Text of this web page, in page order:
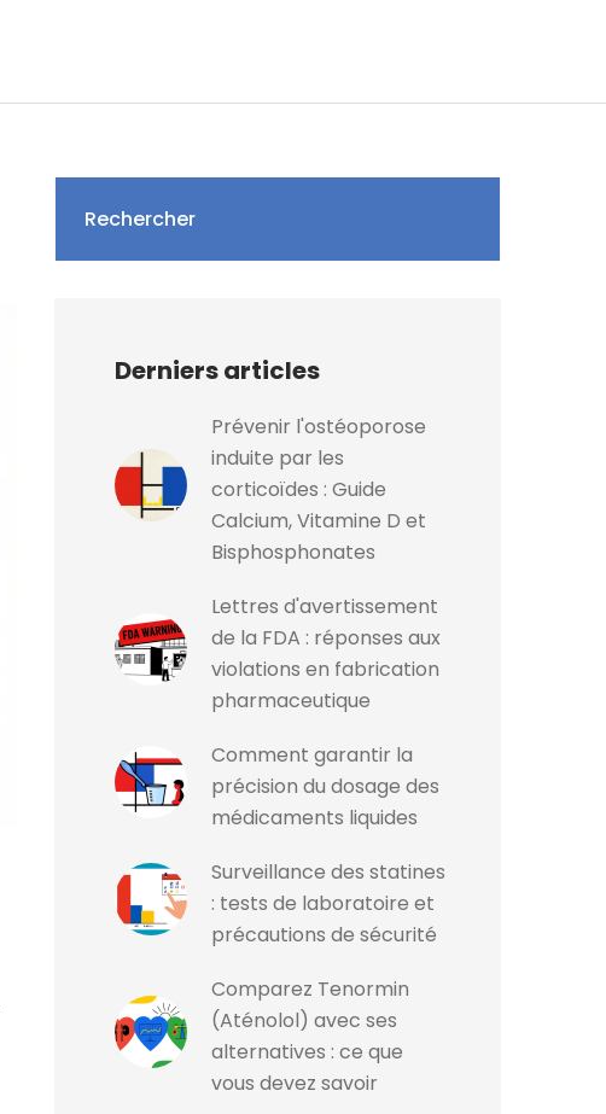
Rechercher
Derniers articles
Prévenir l'ostéoporose
induite par les
corticoïdes : Guide
Calcium, Vitamine D et
Bisphosphonates
Lettres d'avertissement
de la FDA : réponses aux
violations en fabrication
pharmaceutique
Comment garantir la
précision du dosage des
médicaments liquides
Surveillance des statines
: tests de laboratoire et
précautions de sécurité
Comparez Tenormin
(Aténolol) avec ses
alternatives : ce que
vous devez savoir